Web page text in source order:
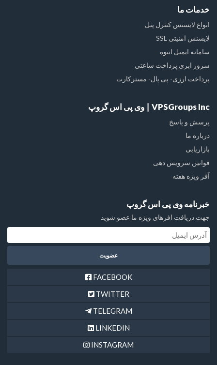
خدمات ما
انواع لایسنس کنترل پنل
لایسنس امنیتی SSL
سامانه ایمیل انبوه
سرور ابری پرداخت ساعتی
پرداخت ارزی- پی پال- مسترکارت
VPSGroups Inc ∣ وی پی اس گروپ
پرسش و پاسخ
درباره ما
بازاریابی
قوانین سرویس دهی
آفر ویژه هفته
خبرنامه وی پی اس گروپ
جهت دریافت افرهای ویژه ما عضو شوید
FACEBOOK
TWITTER
TELEGRAM
LINKEDIN
INSTAGRAM